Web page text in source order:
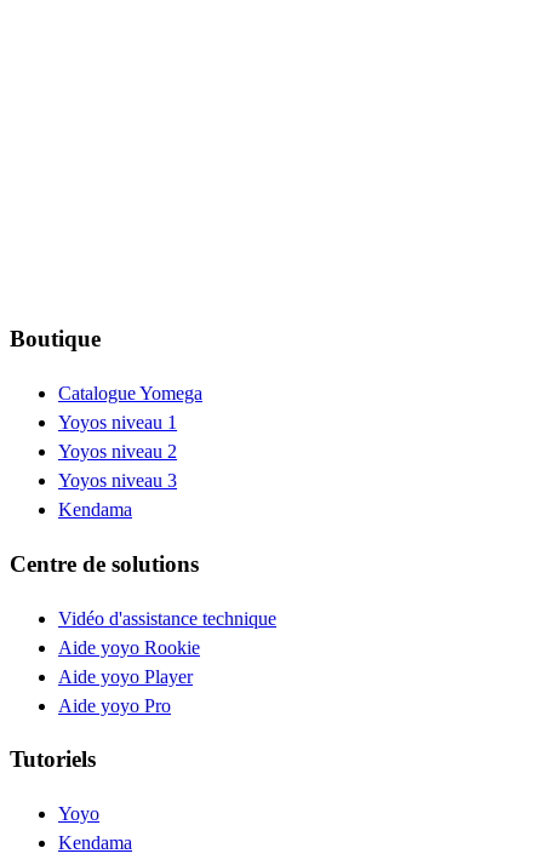
Boutique
Catalogue Yomega
Yoyos niveau 1
Yoyos niveau 2
Yoyos niveau 3
Kendama
Centre de solutions
Vidéo d'assistance technique
Aide yoyo Rookie
Aide yoyo Player
Aide yoyo Pro
Tutoriels
Yoyo
Kendama